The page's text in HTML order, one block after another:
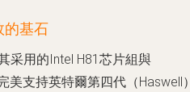
的基石
采用的Intel H81芯片組與
美支持英特爾第四代（Haswell